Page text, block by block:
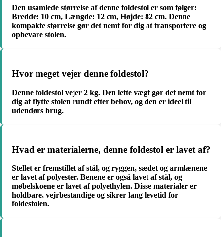
Den usamlede størrelse af denne foldestol er som følger:
Bredde: 10 cm, Længde: 12 cm, Højde: 82 cm. Denne
kompakte størrelse gør det nemt for dig at transportere og
opbevare stolen.
Hvor meget vejer denne foldestol?
Denne foldestol vejer 2 kg. Den lette vægt gør det nemt for
dig at flytte stolen rundt efter behov, og den er ideel til
udendørs brug.
Hvad er materialerne, denne foldestol er lavet af?
Stellet er fremstillet af stål, og ryggen, sædet og armlænene
er lavet af polyester. Benene er også lavet af stål, og
møbelskoene er lavet af polyethylen. Disse materialer er
holdbare, vejrbestandige og sikrer lang levetid for
foldestolen.